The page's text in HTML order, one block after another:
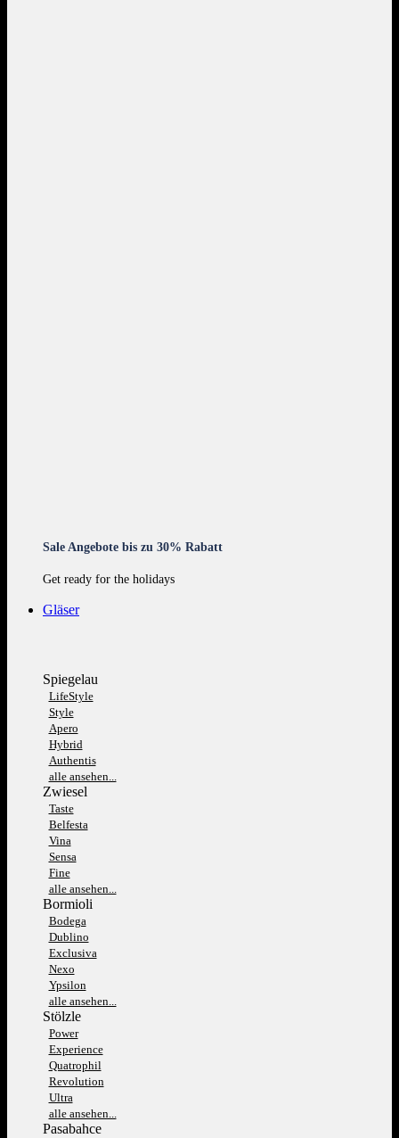
Sale Angebote bis zu 30% Rabatt
Get ready for the holidays
Gläser
Spiegelau
LifeStyle
Style
Apero
Hybrid
Authentis
alle ansehen...
Zwiesel
Taste
Belfesta
Vina
Sensa
Fine
alle ansehen...
Bormioli
Bodega
Dublino
Exclusiva
Nexo
Ypsilon
alle ansehen...
Stölzle
Power
Experience
Quatrophil
Revolution
Ultra
alle ansehen...
Pasabahce